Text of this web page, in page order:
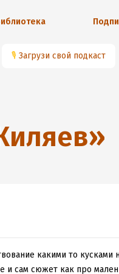
🎙 Загрузи свой подкаст
»
какими то кусками
и сам сюжет как про